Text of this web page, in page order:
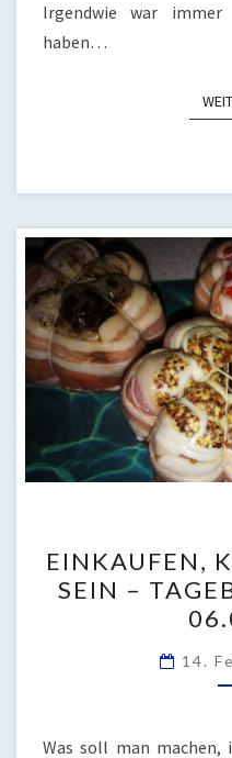
Irgendwie war
haben…
EINKAUFEN,
SEIN –
14.
Was soll man machen,